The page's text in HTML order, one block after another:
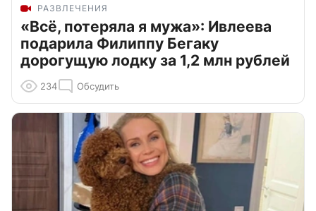
РАЗВЛЕЧЕНИЯ
«Всё, потеряла я мужа»: Ивлеева
подарила Филиппу Бегаку
дорогущую лодку за 1,2 млн рублей
234 Обсудить